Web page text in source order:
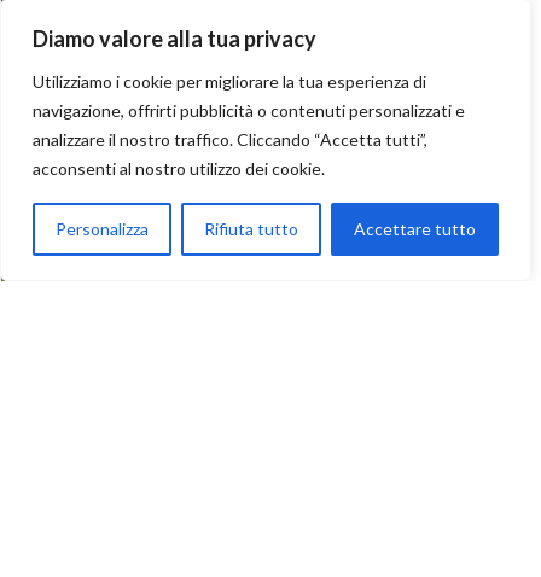
Diamo valore alla tua privacy
Utilizziamo i cookie per migliorare la tua esperienza di
navigazione, offrirti pubblicità o contenuti personalizzati e
analizzare il nostro traffico. Cliccando “Accetta tutti”,
acconsenti al nostro utilizzo dei cookie.
Personalizza Rifiuta tutto Accettare tutto